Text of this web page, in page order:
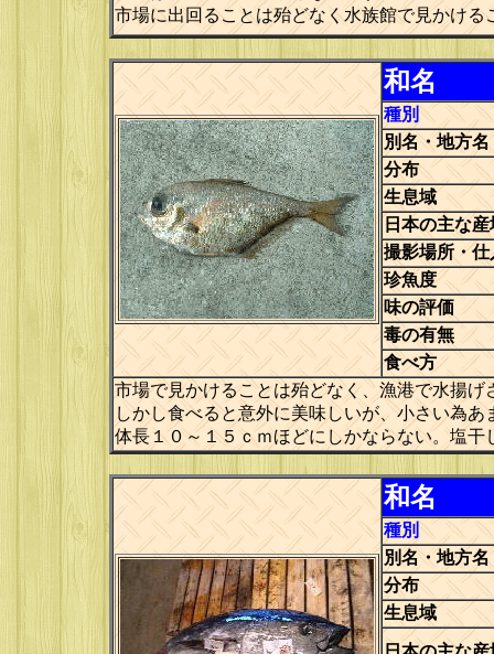
市場に出回ることは殆どなく水族館で見かける
和名
種別
別名・地方名
分布
生息域
日本の主な産
撮影場所・仕
珍魚度
味の評価
毒の有無
食べ方
市場で見かけることは殆どなく、漁港で水揚
しかし食べると意外に美味しいが、小さい為あ
体長１０～１５ｃｍほどにしかならない。塩
和名
種別
別名・地方名
分布
生息域